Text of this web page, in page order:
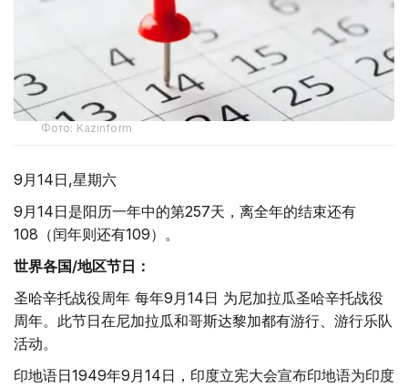
Фото: Kazinform
9月14日,星期六
9月14日是阳历一年中的第257天，离全年的结束还有
108（闰年则还有109）。
世界各国/地区节日：
圣哈辛托战役周年 每年9月14日 为尼加拉瓜圣哈辛托战役
周年。此节日在尼加拉瓜和哥斯达黎加都有游行、游行乐队
活动。
印地语日1949年9月14日，印度立宪大会宣布印地语为印度